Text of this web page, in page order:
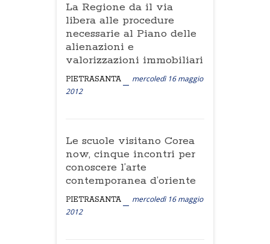
La Regione da il via
libera alle procedure
necessarie al Piano delle
alienazioni e
valorizzazioni immobiliari
PIETRASANTA
mercoledì 16 maggio
2012
Le scuole visitano Corea
now, cinque incontri per
conoscere l’arte
contemporanea d’oriente
PIETRASANTA
mercoledì 16 maggio
2012